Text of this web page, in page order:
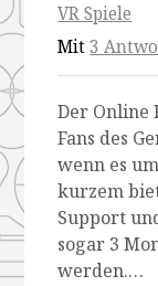
VR Spiele
Mit3
Der Online
Fans des
wenn es
kurzem
Support
sogar 3
werden.…